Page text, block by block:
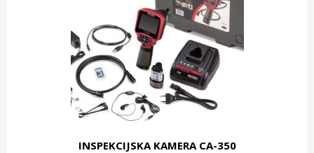
INSPEKCIJSKA KAMERA CA-350